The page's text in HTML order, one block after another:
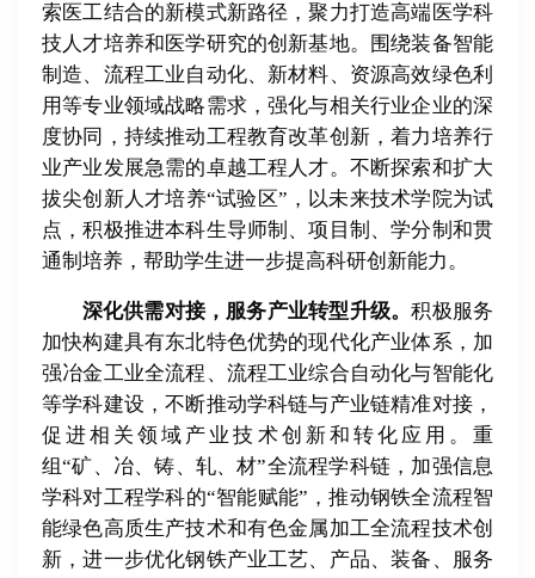
索医工结合的新模式新路径，聚力打造高端医学科
技人才培养和医学研究的创新基地。围绕装备智能
制造、流程工业自动化、新材料、资源高效绿色利
用等专业领域战略需求，强化与相关行业企业的深
度协同，持续推动工程教育改革创新，着力培养行
业产业发展急需的卓越工程人才。不断探索和扩大
拔尖创新人才培养“试验区”，以未来技术学院为试
点，积极推进本科生导师制、项目制、学分制和贯
通制培养，帮助学生进一步提高科研创新能力。
深化供需对接，服务产业转型升级。积极服务
加快构建具有东北特色优势的现代化产业体系，加
强冶金工业全流程、流程工业综合自动化与智能化
等学科建设，不断推动学科链与产业链精准对接，
促进相关领域产业技术创新和转化应用。重
组“矿、冶、铸、轧、材”全流程学科链，加强信息
学科对工程学科的“智能赋能”，推动钢铁全流程智
能绿色高质生产技术和有色金属加工全流程技术创
新，进一步优化钢铁产业工艺、产品、装备、服务